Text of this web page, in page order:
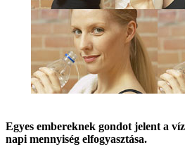
Egyes embereknek gondot jelent a
napi mennyiség elfogyasztása.